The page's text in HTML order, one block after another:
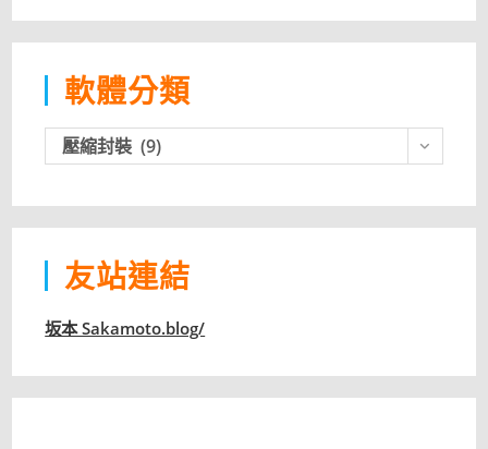
軟體分類
體
壓縮封裝 (9)
友站連結
坂本 Sakamoto.blog/